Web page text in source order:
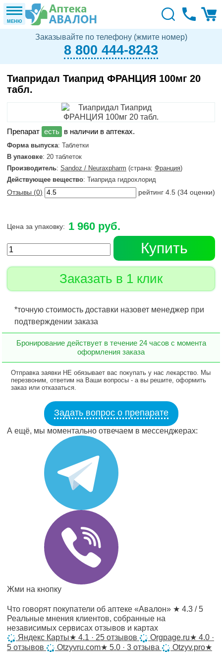
МЕНЮ
Заказывайте по телефону (жмите номер)
8 800 444-8243
Тиапридал Тиаприд ФРАНЦИЯ 100мг 20
табл.
в наличии в аптеках.
Форма выпуска: Таблетки
В упаковке: 20 таблеток
Производитель: Sandoz / Neuraxpharm (страна: Франция)
Действующее вещество: Тиаприда гидрохлорид
Отзывы (0) рейтинг 4.5 (34 оценки)
Цена за упаковку: 1 960 руб.
Купить
Заказать в 1 клик
*точную стоимость доставки назовет менеджер при
подтверждении заказа
Бронирование действует в течение 24 часов с момента
оформления заказа
Отправка заявки НЕ обязывает вас покупать у нас лекарство. Мы
перезвоним, ответим на Ваши вопросы - а вы решите, оформить
заказ или отказаться.
Задать вопрос о препарате
А ещё, мы моментально отвечаем в мессенджерах:
Жми на кнопку
Что говорят покупатели об аптеке «Авалон» ★ 4.3 / 5
Реальные мнения клиентов, собранные на
независимых сервисах отзывов и картах
Яндекс Карты★ 4.1 · 25 отзывов Orgpage.ru★ 4.0 ·
5 отзывов
Otzyvru.com★ 5.0 · 3 отзыва Otzyv.pro★